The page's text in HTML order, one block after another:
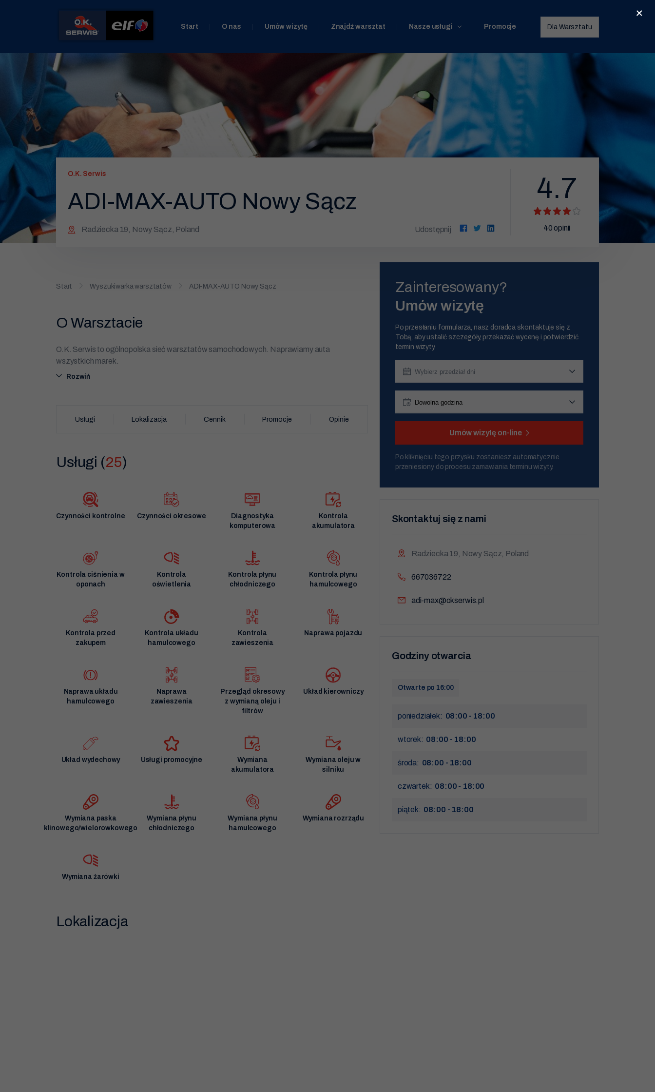
Start O nas Umów wizytę Znajdź warsztat Nasze usługi Promocje Dla Warsztatu
O.K. Serwis
ADI-MAX-AUTO Nowy Sącz
Radziecka 19, Nowy Sącz, Poland Udostępnij
4.7
40opinii
Start Wyszukiwarka warsztatów ADI-MAX-AUTO Nowy Sącz
O Warsztacie
O.K. Serwis to ogólnopolska sieć warsztatów samochodowych. Naprawiamy auta
wszystkich marek.
Rozwiń
wymiana rozrządu, serwis olejowy, wymiana filtrów, naprawa silnika, przegląd techniczny,
usług to zawsze nasz priorytet.
Usługi Lokalizacja Cennik Promocje Opinie
Usługi (25)
Czynności kontrolne Czynności okresowe
Diagnostyka
komputerowa
Kontrola
akumulatora
Kontrola ciśnienia w
oponach
Kontrola
oświetlenia
Kontrola płynu
chłodniczego
Kontrola płynu
hamulcowego
Kontrola przed
zakupem
Kontrola układu
hamulcowego
Kontrola
zawieszenia
Naprawa pojazdu
Naprawa układu
hamulcowego
Naprawa
zawieszenia
Przegląd okresowy
z wymianą oleju i
filtrów
Układ kierowniczy
Układ wydechowy Usługi promocyjne
Wymiana
akumulatora
Wymiana oleju w
silniku
Wymiana paska
klinowego/wielorowkowego
Wymiana płynu
chłodniczego
Wymiana płynu
hamulcowego
Wymiana rozrządu
Wymiana żarówki
Lokalizacja
Zainteresowany?
Umów wizytę
Po przesłaniu formularza, nasz doradca skontaktuje się z
Tobą, aby ustalić szczegóły, przekazać wycenę i potwierdzić
termin wizyty.
12:00 - 16:00
Dowolna godzina
Umów wizytę on-line
Po kliknięciu tego przysku zostaniesz automatycznie
przeniesiony do procesu zamawiania terminu wizyty.
Skontaktuj się z nami
Radziecka 19, Nowy Sącz, Poland
667036722
adi-max@okserwis.pl
Godziny otwarcia
Otwarte po 16:00
poniedziałek: 08:00 - 18:00
wtorek: 08:00 - 18:00
środa: 08:00 - 18:00
czwartek: 08:00 - 18:00
piątek: 08:00 - 18:00
×